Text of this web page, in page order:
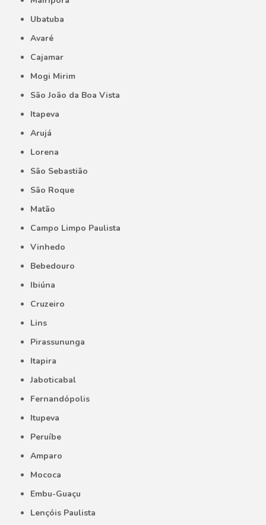
Ubatuba
Avaré
Cajamar
Mogi Mirim
São João da Boa Vista
Itapeva
Arujá
Lorena
São Sebastião
São Roque
Matão
Campo Limpo Paulista
Vinhedo
Bebedouro
Ibiúna
Cruzeiro
Lins
Pirassununga
Itapira
Jaboticabal
Fernandópolis
Itupeva
Peruíbe
Amparo
Mococa
Embu-Guaçu
Lençóis Paulista